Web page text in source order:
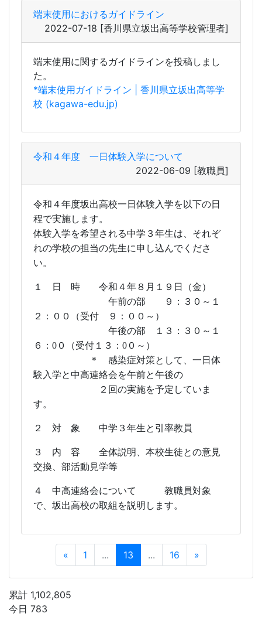
Instagramアカウント
端末使用に関するガイドラインを投稿しまし
た。
*端末使用ガイドライン | 香川県立坂出高等学
令和４年度 一日体験入学について
程で実施します。
体験入学を希望される中学３年生は、それぞ
い。
１ 日 時 令和４年８月１９日（金）
午前の部 ９：３０～１
２：００（受付 ９：００～）
６：0０（受付１３：0０～）
＊ 感染症対策として、一日体
験入学と中高連絡会を午前と午後の
２回の実施を予定していま
す。
２ 対 象 中学３年生と引率教員
３ 内 容 全体説明、本校生徒との意見
交換、部活動見学等
４ 中高連絡会について 教職員対象
で、坂出高校の取組を説明します。
« 1 ... 13 ... 16